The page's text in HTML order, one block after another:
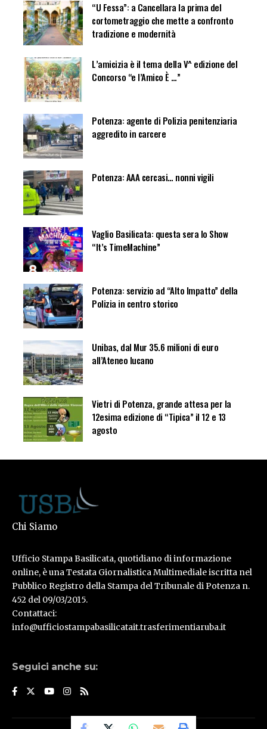
“U Fessa”: a Cancellara la prima del
cortometraggio che mette a confronto
tradizione e modernità
L’amicizia è il tema della V^ edizione del
Concorso “e l’Amico È …”
Potenza: agente di Polizia penitenziaria
aggredito in carcere
Potenza: AAA cercasi… nonni vigili
Vaglio Basilicata: questa sera lo Show
“It’s TimeMachine”
Potenza: servizio ad “Alto Impatto” della
Polizia in centro storico
Unibas, dal Mur 35.6 milioni di euro
all’Ateneo lucano
Vietri di Potenza, grande attesa per la
12esima edizione di “Tipica” il 12 e 13
agosto
Chi Siamo
Ufficio Stampa Basilicata, quotidiano di informazione
online, è una Testata Giornalistica Multimediale iscritta nel
Pubblico Registro della Stampa del Tribunale di Potenza n.
452 del 09/03/2015.
Contattaci:
info@ufficiostampabasilicatait.trasferimentiaruba.it
Seguici anche su: